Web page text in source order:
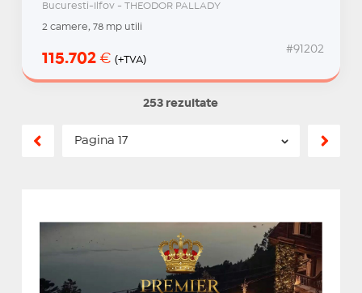
Bucuresti-Ilfov - THEODOR PALLADY
2 camere, 78 mp utili
115.702 € (+TVA)
#91202
253 rezultate